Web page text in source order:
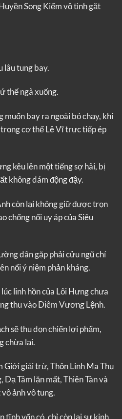
Song Kiếm vô tình gặt
lâu tung bay.
thế ngã xuống.
muốn bay ra ngoài bỏ chạy, khí
cơ thể Lê Vĩ trực tiếp ép
kêu lên một tiếng sợ hãi, bị
không dám động đậy.
còn lại không giữ được trọn
chống nổi uy áp của Siêu
dân gặp phải cửu ngũ chí
nổi ý niệm phản kháng.
linh hồn của Lôi Hưng chưa
thu vào Diêm Vương Lệnh.
sẽ thu dọn chiến lợi phẩm,
chừa lại.
Giới giải trừ, Thôn Linh Ma Thụ
Dạ Tâm lặn mất, Thiên Tàn và
ảnh vô tung.
tĩnh vốn có, chỉ còn lại sự kinh